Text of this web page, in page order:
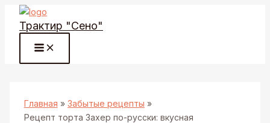
Перейти
Трактир "Сено"
Главная
Забытые рецепты
Рецепт торта Захер по-русски: вкусная